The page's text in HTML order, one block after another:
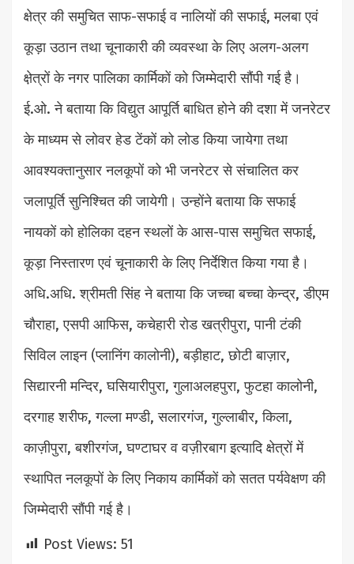
क्षेत्र की समुचित साफ-सफाई व नालियों की सफाई, मलबा एवं
कूड़ा उठान तथा चूनाकारी की व्यवस्था के लिए अलग-अलग
क्षे़त्रों के नगर पालिका कार्मिकों को जिम्मेदारी सौंपी गई है।
ई.ओ. ने बताया कि विद्युत आपूर्ति बाधित होने की दशा में जनरेटर
के माध्यम से लोवर हेड टेंकों को लोड किया जायेगा तथा
आवश्यक्तानुसार नलकूपों को भी जनरेटर से संचालित कर
जलापूर्ति सुनिश्चित की जायेगी। उन्होंने बताया कि सफाई
नायकों को होलिका दहन स्थलों के आस-पास समुचित सफाई,
कूड़ा निस्तारण एवं चूनाकारी के लिए निर्देशित किया गया है।
अधि.अधि. श्रीमती सिंह ने बताया कि जच्चा बच्चा केन्द्र, डीएम
चौराहा, एसपी आफिस, कचेहारी रोड खत्रीपुरा, पानी टंकी
सिविल लाइन (प्लानिंग कालोनी), बड़ीहाट, छोटी बाज़ार,
सिद्यारनी मन्दिर, घसियारीपुरा, गुलाअलहपुरा, फुटहा कालोनी,
दरगाह शरीफ, गल्ला मण्डी, सलारगंज, गुल्लाबीर, किला,
काज़ीपुरा, बशीरगंज, घण्टाघर व वज़ीरबाग इत्यादि क्षेत्रों में
स्थापित नलकूपों के लिए निकाय कार्मिकों को सतत पर्यवेक्षण की
जिम्मेदारी सौंपी गई है।
Post Views: 51